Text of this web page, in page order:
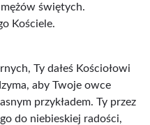
świętych.
Kościele.
Ty dałeś Kościołowi
aby Twoje owce
przykładem. Ty przez
do niebieskiej radości,